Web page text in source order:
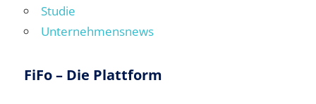
Studie
Unternehmensnews
FiFo – Die Plattform